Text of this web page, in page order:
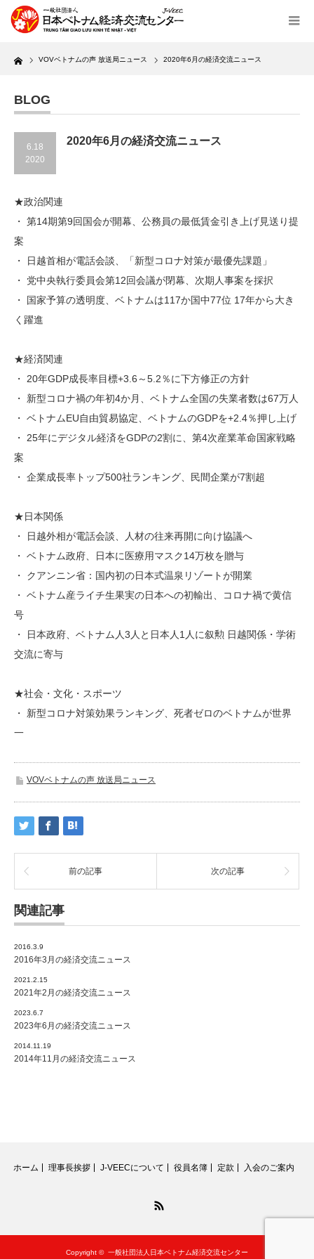
Home VOVベトナムの声 放送局ニュース 2020年6月の経済交流ニュース
BLOG
6.18
2020
2020年6月の経済交流ニュース
★政治関連
・ 第14期第9回国会が開幕、公務員の最低賃金引き上げ見送り提
案
・ 日越首相が電話会談、「新型コロナ対策が最優先課題」
・ 党中央執行委員会第12回会議が閉幕、次期人事案を採択
・ 国家予算の透明度、ベトナムは117か国中77位 17年から大き
く躍進
★経済関連
・ 20年GDP成長率目標+3.6～5.2％に下方修正の方針
・ 新型コロナ禍の年初4か月、ベトナム全国の失業者数は67万人
・ ベトナムEU自由貿易協定、ベトナムのGDPを+2.4％押し上げ
・ 25年にデジタル経済をGDPの2割に、第4次産業革命国家戦略
案
・ 企業成長率トップ500社ランキング、民間企業が7割超
★日本関係
・ 日越外相が電話会談、人材の往来再開に向け協議へ
・ ベトナム政府、日本に医療用マスク14万枚を贈与
・ クアンニン省：国内初の日本式温泉リゾートが開業
・ ベトナム産ライチ生果実の日本への初輸出、コロナ禍で黄信
号
・ 日本政府、ベトナム人3人と日本人1人に叙勲 日越関係・学術
交流に寄与
★社会・文化・スポーツ
・ 新型コロナ対策効果ランキング、死者ゼロのベトナムが世界
一
VOVベトナムの声 放送局ニュース
前の記事 次の記事
関連記事
2016.3.9
2016年3月の経済交流ニュース
2021.2.15
2021年2月の経済交流ニュース
2023.6.7
2023年6月の経済交流ニュース
2014.11.19
2014年11月の経済交流ニュース
ホーム 理事長挨拶 J-VEECについて 役員名簿 定款 入会のご案内
Copyright © 一般社団法人日本ベトナム経済交流センター